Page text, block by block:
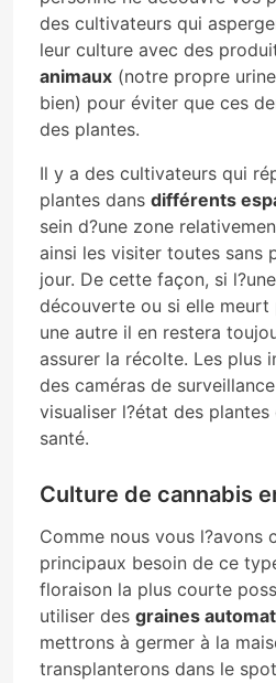
des cultivateurs qui
leur culture avec des
animaux (notre propre
bien) pour éviter que ces
des plantes.
Il y a des cultivateurs qui
plantes dans différents
sein d?une zone
ainsi les visiter toutes sans
jour. De cette façon, si
découverte ou si elle meurt
une autre il en restera
assurer la récolte. Les plus
des caméras de
visualiser l?état des plantes
santé.
Culture de cannabis
Comme nous vous l?avons
principaux besoin de ce
floraison la plus courte
utiliser des graines
mettrons à germer à la
transplanterons dans le